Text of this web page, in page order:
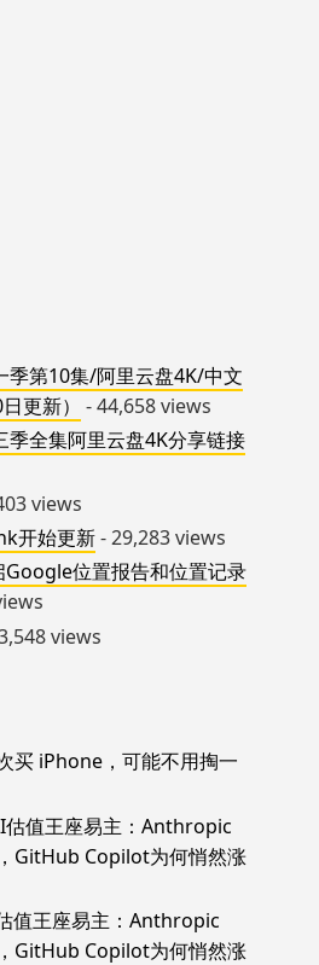
季第10集/阿里云盘4K/中文
更新）
- 44,658 views
季全集阿里云盘4K分享链接
views
开始更新- 29,283 views
位置报告和位置记录
views
买 iPhone，可能不用掏一
估值王座易主：Anthropic
GitHub Copilot为何悄然涨
值王座易主：Anthropic
GitHub Copilot为何悄然涨